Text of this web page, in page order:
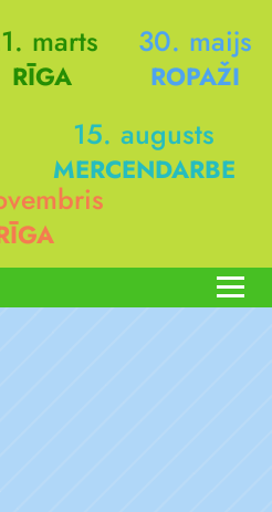
marts
RĪGA
30. maijs
ROPAŽI
15. augusts
MERCENDARBE